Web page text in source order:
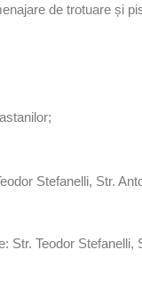
de trotuare și
Stefanelli, Str.
Teodor